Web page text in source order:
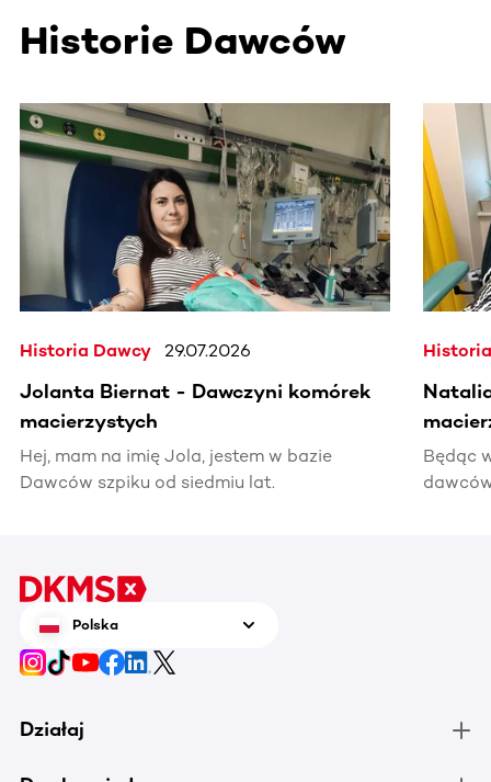
Historie Dawców
Ta sekcja zawiera treści przewijane w poziomie. Użyj
Historia Dawcy 29.07.2026
Jolanta Biernat - Dawczyni komórek
macierzystych
Hej, mam na imię Jola, jestem w bazie
Dawców szpiku od siedmiu lat.
Będąc
Polska
Działaj